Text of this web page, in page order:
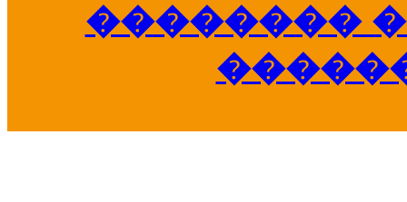
��������